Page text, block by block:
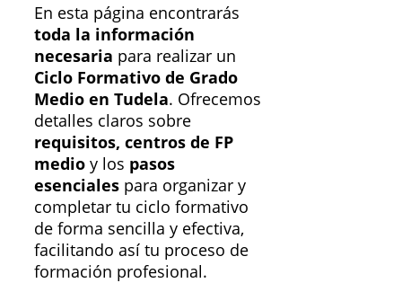
En esta página encontrarás
toda la información
necesaria para realizar un
Ciclo Formativo de Grado
Medio en Tudela. Ofrecemos
detalles claros sobre
requisitos, centros de FP
medio y los pasos
esenciales para organizar y
completar tu ciclo formativo
de forma sencilla y efectiva,
facilitando así tu proceso de
formación profesional.